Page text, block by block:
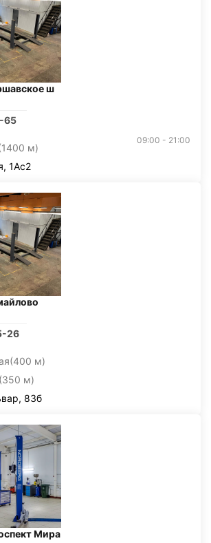
ш
65
м)
09:00 - 21:00
1Ас2
26
(400 м)
(350 м)
83б
Мира